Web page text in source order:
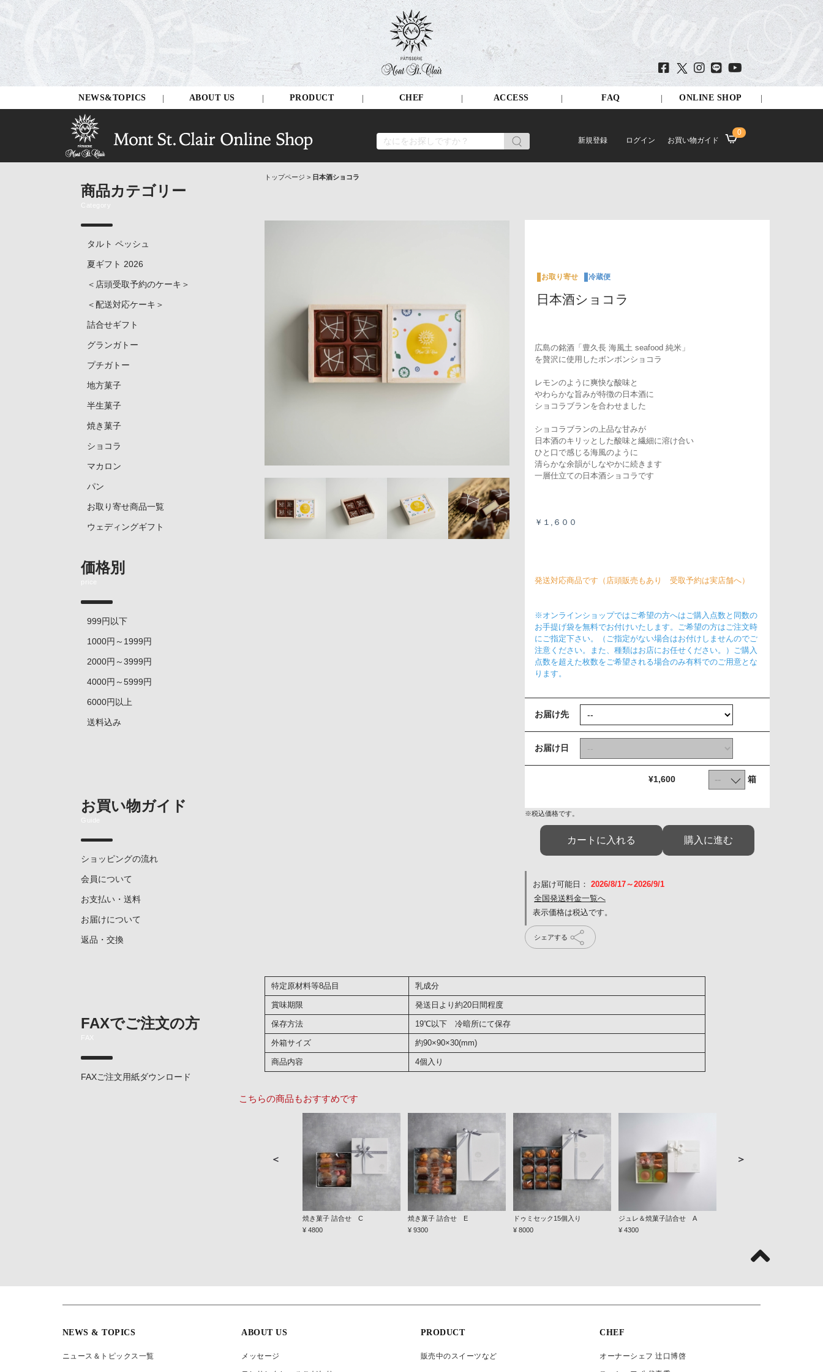
NEWS&TOPICS ABOUT US PRODUCT CHEF ACCESS FAQ ONLINE SHOP
新規登録 ログイン お買い物ガイド
0
商品カテゴリー
Category
タルト ペッシュ
夏ギフト 2026
＜店頭受取予約のケーキ＞
＜配送対応ケーキ＞
詰合せギフト
グランガトー
プチガトー
地方菓子
半生菓子
焼き菓子
ショコラ
マカロン
パン
お取り寄せ商品一覧
ウェディングギフト
価格別
price
999円以下
1000円～1999円
2000円～3999円
4000円～5999円
6000円以上
送料込み
お買い物ガイド
ショッピングの流れ
会員について
お支払い・送料
お届けについて
返品・交換
FAXでご注文の方
FAX
FAXご注文用紙ダウンロード
トップページ > 日本酒ショコラ
日本酒ショコラ
お取り寄せ 冷蔵便
広島の銘酒「豊久長 海風土 seafood 純米」
を贅沢に使用したボンボンショコラ
レモンのように爽快な酸味と
やわらかな旨みが特徴の日本酒に
ショコラブランを合わせました
ショコラブランの上品な甘みが
日本酒のキリッとした酸味と繊細に溶け合い
ひと口で感じる海風のように
清らかな余韻がしなやかに続きます
一層仕立ての日本酒ショコラです
￥１,６００
発送対応商品です（店頭販売もあり 受取予約は実店舗へ）
※オンラインショップではご希望の方へはご購入点数と同数の
お手提げ袋を無料でお付けいたします。ご希望の方はご注文時
にご指定下さい。（ご指定がない場合はお付けしませんのでご
注意ください。また、種類はお店にお任せください。）ご購入
点数を超えた枚数をご希望される場合のみ有料でのご用意とな
ります。
お届け先
お届け日
¥1,600 箱
※税込価格です。
カートに入れる 購入に進む
お届け可能日： 2026/8/17～2026/9/1
全国発送料金一覧へ
シェアする
特定原材料等8品目 乳成分
賞味期限 発送日より約20日間程度
保存方法 19℃以下 冷暗所にて保存
外箱サイズ 約90×90×30(mm)
商品内容 4個入り
こちらの商品もおすすめです
焼き菓子 詰合せ C
¥ 4800
焼き菓子 詰合せ E
¥ 9300
ドゥミセック15個入り
¥ 8000
ジュレ＆焼菓子詰合せ A
¥ 4300
＜ ＞
NEWS & TOPICS
ニュース＆トピックス一覧
ABOUT US
メッセージ
PRODUCT
販売中のスイーツなど
CHEF
オーナーシェフ 辻口博啓